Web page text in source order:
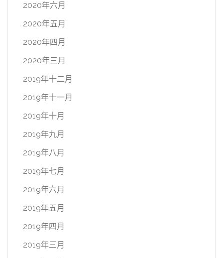
2020年六月
2020年五月
2020年四月
2020年三月
2019年十二月
2019年十一月
2019年十月
2019年九月
2019年八月
2019年七月
2019年六月
2019年五月
2019年四月
2019年三月